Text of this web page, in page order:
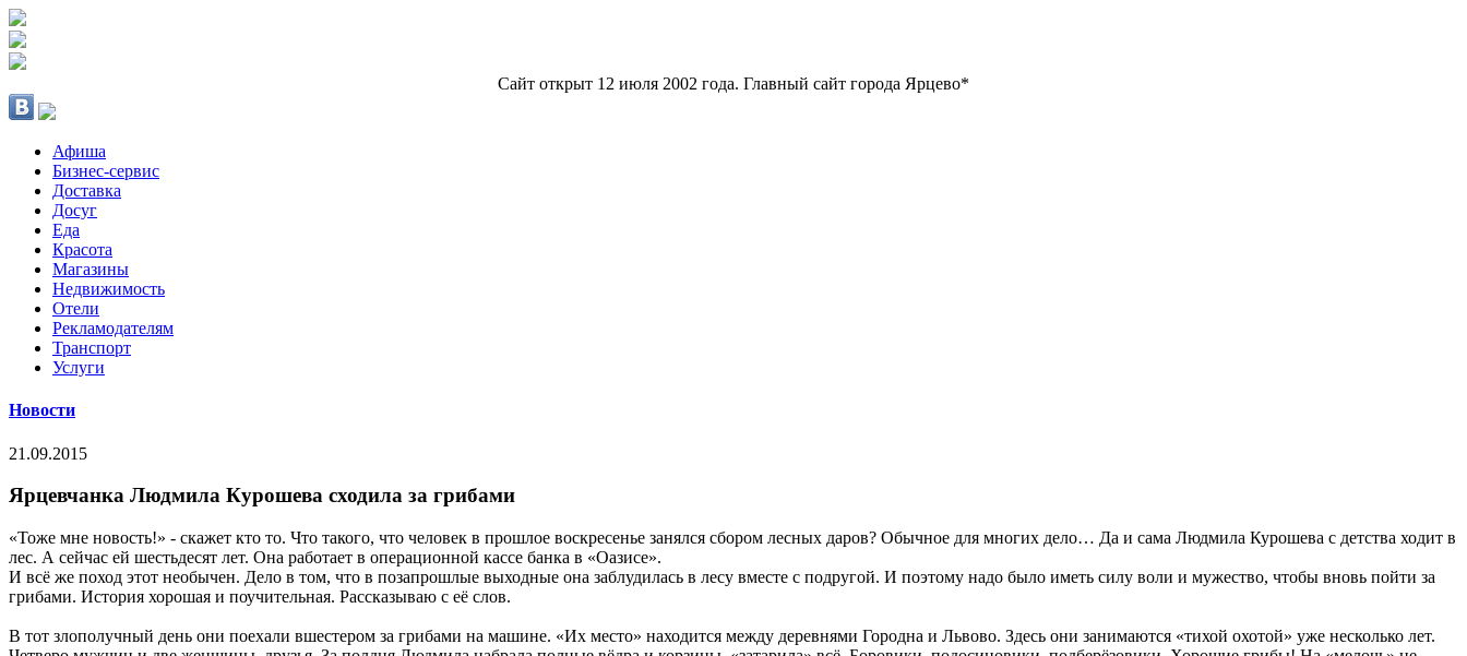
Сайт открыт 12 июля 2002 года. Главный сайт города Ярцево*
Афиша
Бизнес-сервис
Доставка
Досуг
Еда
Красота
Магазины
Недвижимость
Отели
Рекламодателям
Транспорт
Услуги
Новости
21.09.2015
Ярцевчанка Людмила Курошева сходила за грибами
«Тоже мне новость!» - скажет кто то. Что такого, что человек в прошлое воскресенье занялся сбором лесных даров? Обычное для многих дело… Да и сама Людмила Курошева с детства ходит в
лес. А сейчас ей шестьдесят лет. Она работает в операционной кассе банка в «Оазисе».
И всё же поход этот необычен. Дело в том, что в позапрошлые выходные она заблудилась в лесу вместе с подругой. И поэтому надо было иметь силу воли и мужество, чтобы вновь пойти за
грибами. История хорошая и поучительная. Рассказываю с её слов.
В тот злополучный день они поехали вшестером за грибами на машине. «Их место» находится между деревнями Городна и Львово. Здесь они занимаются «тихой охотой» уже несколько лет.